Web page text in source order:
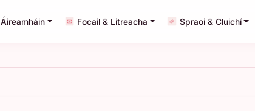
Áireamháin Focail & Litreacha Spraoi & Cluichí